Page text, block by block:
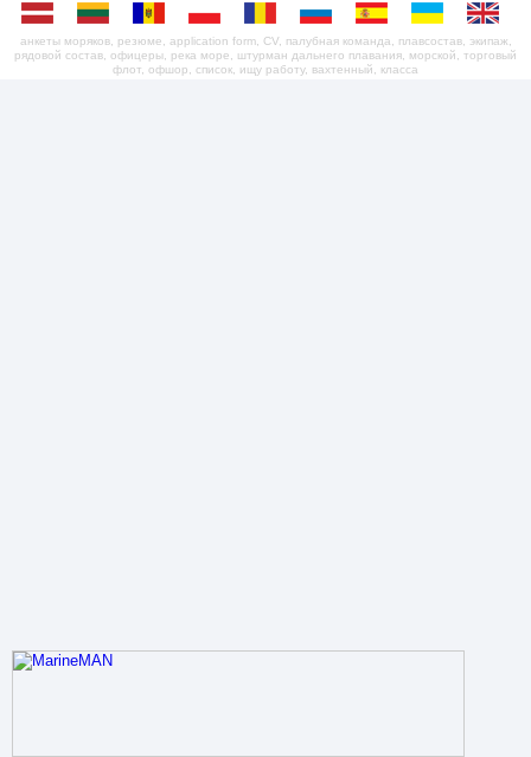
анкеты моряков, резюме, application form, CV, палубная команда, плавсостав, экипаж,
рядовой состав, офицеры, река море, штурман дальнего плавания, морской, торговый
флот, офшор, список, ищу работу, вахтенный, класса